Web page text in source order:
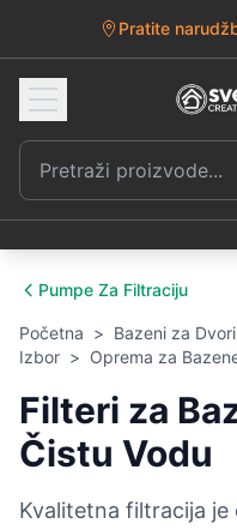
Pratite
Pumpe Za Filtraciju
Početna > Bazeni za
Izbor > Oprema za
Filteri za
Čistu Vodu
Kvalitetna filtracija